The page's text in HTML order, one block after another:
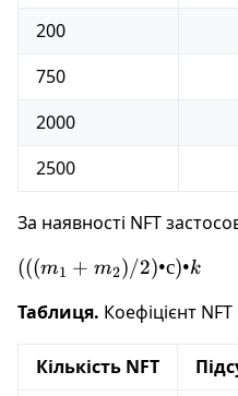
200
750
2000
2500
За наявності NFT
(((m_1
m_2)/
• k
(((m1 + m2)/2)•с)•k
Таблиця. Коефіцієнт NFT
Кількість NFT